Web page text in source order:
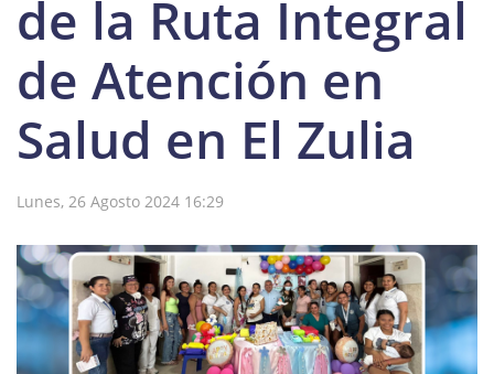
de la Ruta Integral
de Atención en
Salud en El Zulia
Lunes, 26 Agosto 2024 16:29